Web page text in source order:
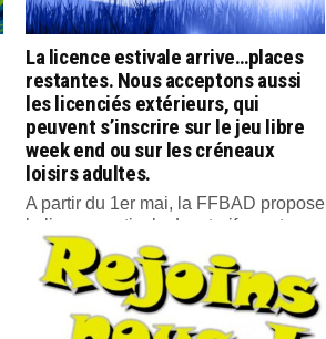
La licence estivale arrive…places
restantes. Nous acceptons aussi
les licenciés extérieurs, qui
peuvent s’inscrire sur le jeu libre
week end ou sur les créneaux
loisirs adultes.
A partir du 1er mai, la FFBAD propose
la licence estivale. Les tarifs sont...